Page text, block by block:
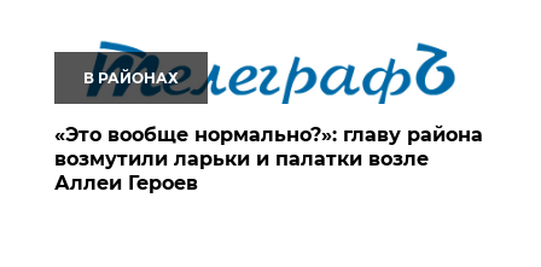
В РАЙОНАХ
«Это вообще нормально?»: главу района
возмутили ларьки и палатки возле
Аллеи Героев